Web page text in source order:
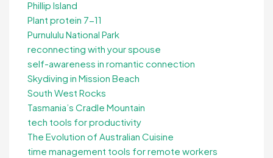
Phillip Island
Plant protein 7-11
Purnululu National Park
reconnecting with your spouse
self-awareness in romantic connection
Skydiving in Mission Beach
South West Rocks
Tasmania’s Cradle Mountain
tech tools for productivity
The Evolution of Australian Cuisine
time management tools for remote workers